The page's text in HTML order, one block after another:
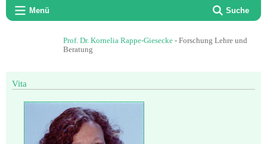
Menü Suche
Prof. Dr. Kornelia Rappe-Giesecke - Forschung Lehre und
Beratung
Vita